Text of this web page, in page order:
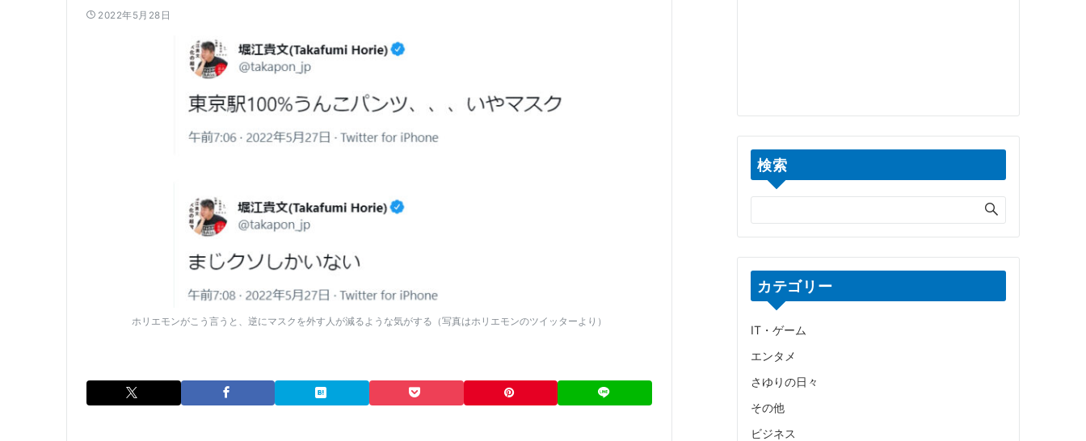
2022年5月28日
ホリエモンがこう言うと、逆にマスクを外す人が減るような気がする（写真はホリエモンのツイッターより）
検索
カテゴリー
IT・ゲーム
エンタメ
さゆりの日々
その他
ビジネス